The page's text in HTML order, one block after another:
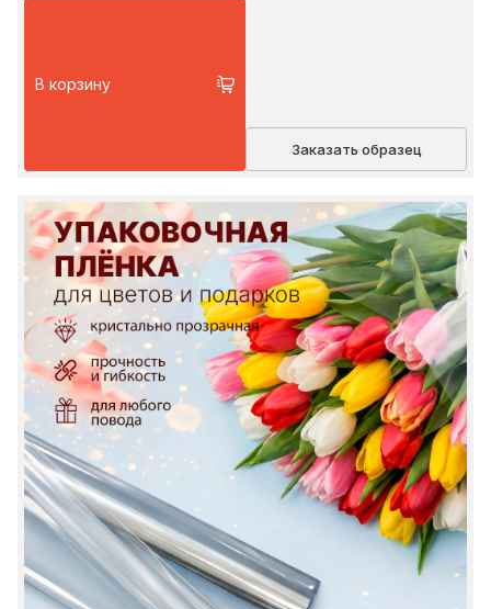
В корзину
Заказать образец